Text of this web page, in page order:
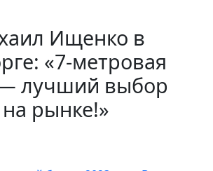
Ищенко в
«7-метровая
лучший выбор
на рынке!»